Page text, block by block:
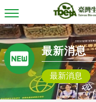
T
o
g
g
l
e
n
v
i
最新消息
最新消息